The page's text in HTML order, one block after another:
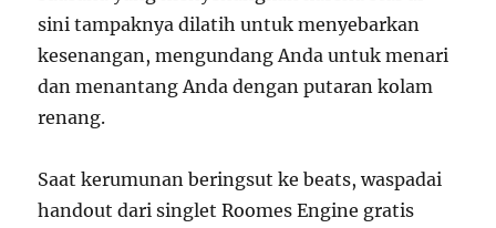
sini tampaknya dilatih untuk menyebarkan
kesenangan, mengundang Anda untuk menari
dan menantang Anda dengan putaran kolam
renang.
Saat kerumunan beringsut ke beats, waspadai
handout dari singlet Roomes Engine gratis